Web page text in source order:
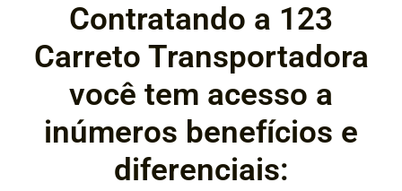
Contratando a 123
Carreto Transportadora
você tem acesso a
inúmeros benefícios e
diferenciais: